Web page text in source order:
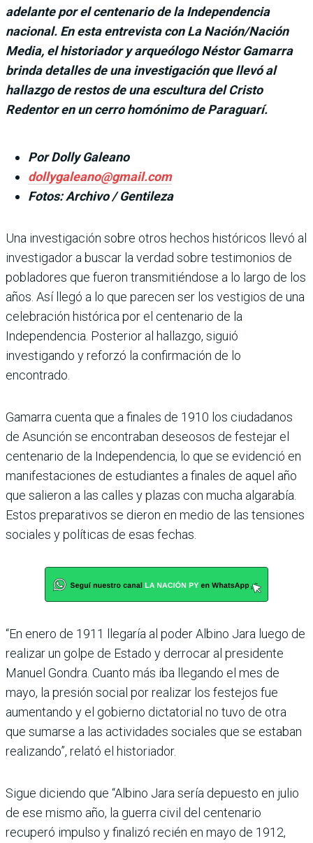
adelante por el centenario de la Independencia
nacional. En esta entrevista con La Nación/Nación
Media, el historiador y arqueólogo Néstor Gamarra
brinda detalles de una investigación que llevó al
hallazgo de restos de una escultura del Cristo
Redentor en un cerro homónimo de Paraguarí.
Por Dolly Galeano
dollygaleano@gmail.com
Fotos: Archivo / Gentileza
Una investigación sobre otros hechos históri­cos llevó al
investiga­dor a buscar la verdad sobre testimonios de
pobladores que fueron transmitiéndose a lo largo de los
años. Así llegó a lo que parecen ser los vesti­gios de una
celebración his­tórica por el centenario de la
Independencia. Posterior al hallazgo, siguió
investigando y reforzó la confirmación de lo
encontrado.
Gamarra cuenta que a fina­les de 1910 los ciudadanos
de Asunción se encontraban deseosos de festejar el
cente­nario de la Independencia, lo que se evidenció en
manifes­taciones de estudiantes a fina­les de aquel año
que salieron a las calles y plazas con mucha algarabía.
Estos preparativos se dieron en medio de las ten­siones
sociales y políticas de esas fechas.
“En enero de 1911 llegaría al poder Albino Jara luego de
realizar un golpe de Estado y derrocar al presidente
Manuel Gondra. Cuanto más iba llegando el mes de
mayo, la presión social por realizar los festejos fue
aumentando y el gobierno dictatorial no tuvo de otra
que sumarse a las acti­vidades sociales que se esta­ban
realizando”, relató el his­toriador.
Sigue diciendo que “Albino Jara sería depuesto en julio
de ese mismo año, la guerra civil del centenario
recuperó impulso y finalizó recién en mayo de 1912,